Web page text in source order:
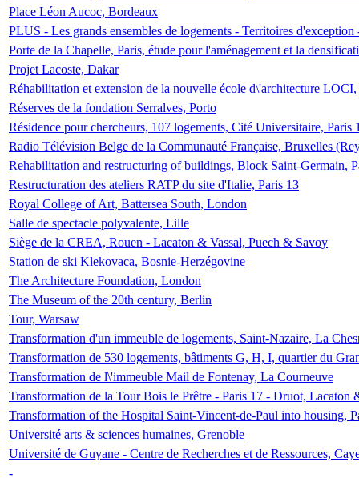
Place Léon Aucoc, Bordeaux
PLUS - Les grands ensembles de logements - Territoires
Porte de la Chapelle, Paris, étude pour l'aménagement et la
Projet Lacoste, Dakar
Réhabilitation et extension de la nouvelle école d\'architecture
Réserves de la fondation Serralves, Porto
Résidence pour chercheurs, 107 logements, Cité Universitaire, Paris
Radio Télévision Belge de la Communauté Française, Bruxelles
Rehabilitation and restructuring of buildings, Block Saint-Germain,
Restructuration des ateliers RATP du site d'Italie, Paris 13
Royal College of Art, Battersea South, London
Salle de spectacle polyvalente, Lille
Siège de la CREA, Rouen - Lacaton & Vassal, Puech & Savoy
Station de ski Klekovaca, Bosnie-Herzégovine
The Architecture Foundation, London
The Museum of the 20th century, Berlin
Tour, Warsaw
Transformation d'un immeuble de logements, Saint-Nazaire, La
Transformation de 530 logements, bâtiments G, H, I, quartier du
Transformation de l\'immeuble Mail de Fontenay, La Courneuve
Transformation de la Tour Bois le Prêtre - Paris 17 - Druot, Lacaton
Transformation of the Hospital Saint-Vincent-de-Paul into housing,
Université arts & sciences humaines, Grenoble
Université de Guyane - Centre de Recherches et de Ressources,
-